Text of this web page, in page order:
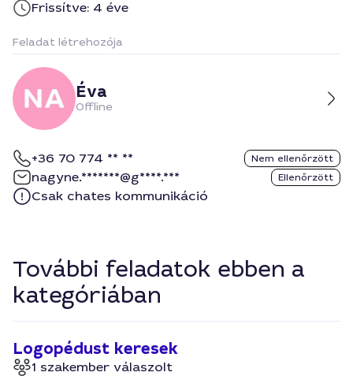
Frissítve: 4 éve
Feladat létrehozója
Éva
Offline
+36 70 774 ** ** Nem ellenőrzött
nagyne.*******@g****.*** Ellenőrzött
Csak chates kommunikáció
További feladatok ebben a
kategóriában
Logopédust keresek
1 szakember válaszolt